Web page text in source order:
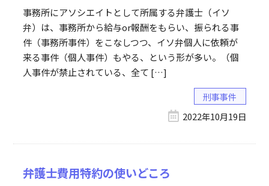
事務所にアソシエイトとして所属する弁護士（イソ
弁）は、事務所から給与or報酬をもらい、振られる事
件（事務所事件）をこなしつつ、イソ弁個人に依頼が
来る事件（個人事件）もやる、という形が多い。（個
人事件が禁止されている、全て […]
刑事事件
2022年10月19日
弁護士費用特約の使いどころ